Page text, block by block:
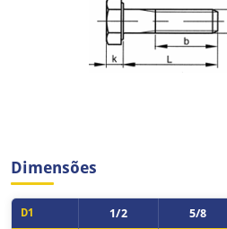
Dimensões
D1 1/2 5/8